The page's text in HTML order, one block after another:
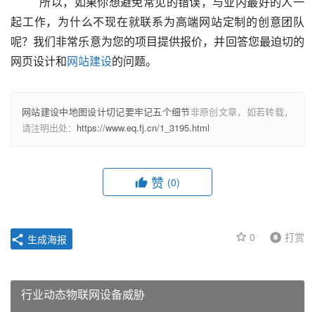
起工作，为什么不现在就联系为高端网站定制的创意团队
呢？我们非常乐意为您的项目提供报价，并回答您最迫切的
网页设计和网站建设
网站建设中地图设计切记要牢记五个细节非原创文章，如若转载，
请注明出处： https://www.eq.fj.cn/1_3195.html
赞 (0)
0 打赏
生成海报
行业动态物联网设备威胁